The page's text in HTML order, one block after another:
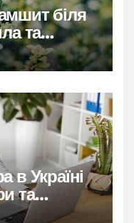
біля
та
в Україні
та